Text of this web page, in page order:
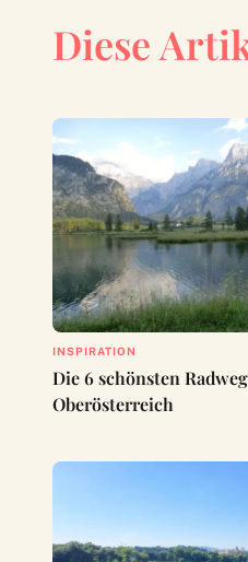
Diese
INSPIRATION
Die 6 schönsten
Oberösterreich